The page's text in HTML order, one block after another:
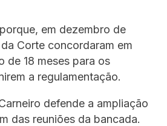
em dezembro de
Corte concordaram em
de 18 meses para os
a regulamentação.
defende a ampliação
das reuniões da bancada.